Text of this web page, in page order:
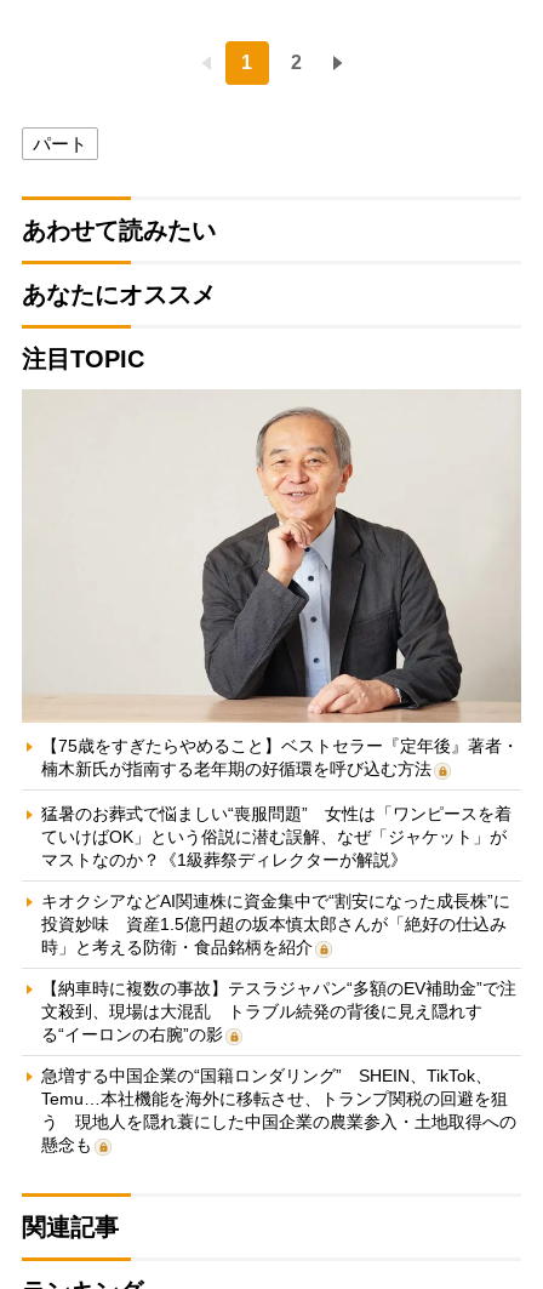
1 2
パート
あわせて読みたい
あなたにオススメ
注目TOPIC
【75歳をすぎたらやめること】ベストセラー『定年後』著者・
楠木新氏が指南する老年期の好循環を呼び込む方法
猛暑のお葬式で悩ましい“喪服問題” 女性は「ワンピースを着
ていけばOK」という俗説に潜む誤解、なぜ「ジャケット」が
マストなのか？《1級葬祭ディレクターが解説》
キオクシアなどAI関連株に資金集中で“割安になった成長株”に
投資妙味 資産1.5億円超の坂本慎太郎さんが「絶好の仕込み
時」と考える防衛・食品銘柄を紹介
【納車時に複数の事故】テスラジャパン“多額のEV補助金”で注
文殺到、現場は大混乱 トラブル続発の背後に見え隠れす
る“イーロンの右腕”の影
急増する中国企業の“国籍ロンダリング” SHEIN、TikTok、
Temu…本社機能を海外に移転させ、トランプ関税の回避を狙
う 現地人を隠れ蓑にした中国企業の農業参入・土地取得への
懸念も
関連記事